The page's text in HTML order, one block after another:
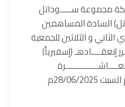
مجموعة ســـــوداتل
السادة المساهمين
الثاني و الثلاثين للجمعية
إنعقــــادهـ (إسفيرياً)
صبــــــاحاً (بتوقيت السودان) يوم السبت 28/06/2025م